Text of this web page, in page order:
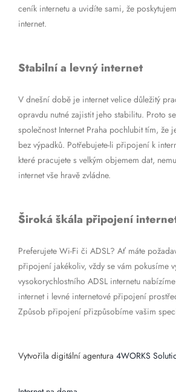
ceník internetu a uvidíte sami, že
internet.
Stabilní a levný internet
V dnešní době je internet velice důležitý
opravdu nutné zajistit jeho stabilitu. Proto
společnost Internet Praha pochlubit tím, že
bez výpadků. Potřebujete-li připojení k
které pracujete s velkým objemem dat,
internet vše hravě zvládne.
Široká škála připojení
Preferujete Wi-Fi či ADSL? Ať máte
připojení jakékoliv, vždy se vám pokusíme
vysokorychlostního ADSL internetu
internet i levné internetové připojení
Způsob připojení přizpůsobíme vašim
Vytvořila digitální agentura 4WORKS